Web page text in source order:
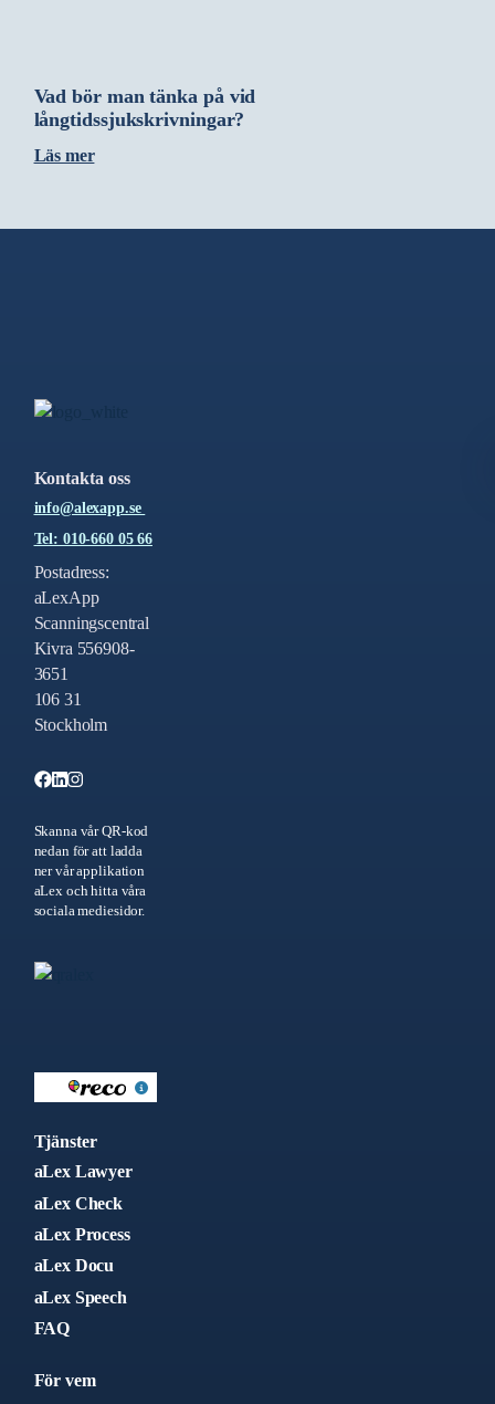
Vad bör man tänka på vid
långtidssjukskrivningar?
Läs mer
Kontakta oss
info@alexapp.se
Tel: 010-660 05 66
Postadress:
aLexApp
Scanningscentral
Kivra 556908-
3651
106 31
Stockholm
Skanna vår QR-kod
nedan för att ladda
ner vår applikation
aLex och hitta våra
sociala mediesidor.
Tjänster
aLex Lawyer
aLex Check
aLex Process
aLex Docu
aLex Speech
FAQ
För vem